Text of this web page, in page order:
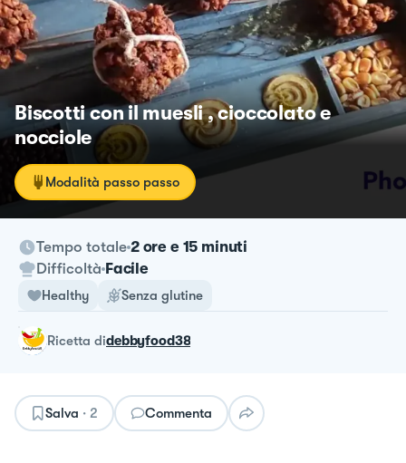
Biscotti con il muesli , cioccolato e
nocciole
Modalità passo passo
Tempo totale 2 ore e 15 minuti
Difficoltà Facile
Healthy Senza glutine
ricetta didebbyfood38
Salva · 2 Commenta